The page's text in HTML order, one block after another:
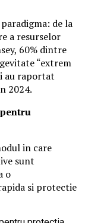
de la
a resurselor
60% dintre
“extrem
au raportat
2024.
pentru
in care
sunt
o
si protectie